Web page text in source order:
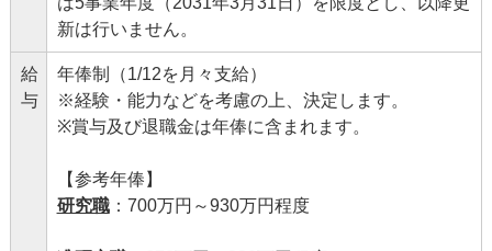
新は行いません。
給
与
年俸制（1/12を月々支給）
※経験・能力などを考慮の上、決定します。
※賞与及び退職金は年俸に含まれます。
【参考年俸】
研究職：700万円～930万円程度